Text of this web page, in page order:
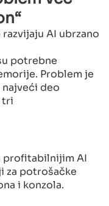
AI ubrzano
potrebne
Problem je
najveći deo
tri
profitabilnijim AI
za potrošačke
i konzola.